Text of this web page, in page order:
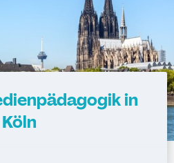
in
Köln